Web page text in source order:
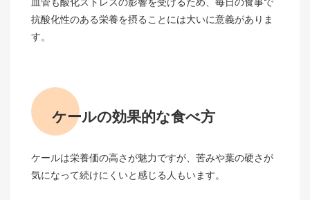
血管も酸化ストレスの影響を受けるため、毎日の食事で
抗酸化性のある栄養を摂ることには大いに意義がありま
す。
ケールの効果的な食べ方
ケールは栄養価の高さが魅力ですが、苦みや葉の硬さが
気になって続けにくいと感じる人もいます。